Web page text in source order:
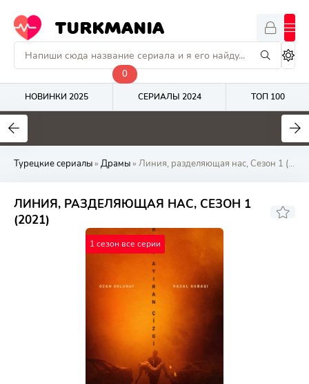
TURKMANIA
НОВИНКИ 2025
0
СЕРИАЛЫ 2024 ТОП 100
9
Турецкие сериалы» Драмы» Линия, разделяющая нас, Сезон 1 (2021) онлайн
ЛИНИЯ, РАЗДЕЛЯЮЩАЯ НАС, СЕЗОН 1
(2021)
1 сезон все серии